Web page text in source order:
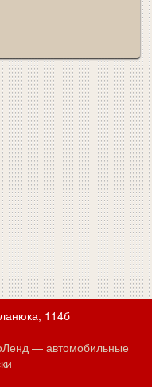
114б
— автомобильные